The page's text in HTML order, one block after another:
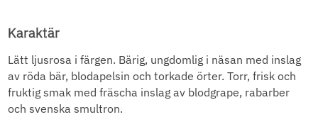
Karaktär
Lätt ljusrosa i färgen. Bärig, ungdomlig i näsan med inslag
av röda bär, blodapelsin och torkade örter. Torr, frisk och
fruktig smak med fräscha inslag av blodgrape, rabarber
och svenska smultron.